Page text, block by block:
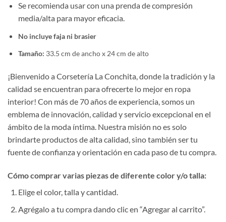
Se recomienda usar con una prenda de compresión
media/alta para mayor eficacia.
No incluye faja ni brasier
Tamaño: 33.5 cm de ancho x 24 cm de alto
¡Bienvenido a Corsetería La Conchita, donde la tradición y la
calidad se encuentran para ofrecerte lo mejor en ropa
interior! Con más de 70 años de experiencia, somos un
emblema de innovación, calidad y servicio excepcional en el
ámbito de la moda íntima. Nuestra misión no es solo
brindarte productos de alta calidad, sino también ser tu
fuente de confianza y orientación en cada paso de tu compra.
Cómo comprar varias piezas de diferente color y/o talla:
Elige el color, talla y cantidad.
Agrégalo a tu compra dando clic en “Agregar al carrito”.